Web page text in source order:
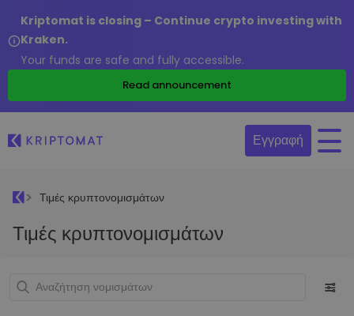
Kriptomat is closing – Continue crypto investing with
Kraken.
Your funds are safe and fully accessible.
Read announcement
Εγγραφή
Τιμές κρυπτονομισμάτων
Τιμές κρυπτονομισμάτων